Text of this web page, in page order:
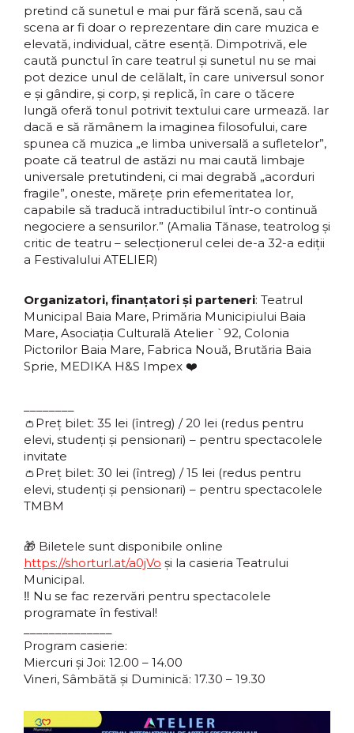
pretind că sunetul e mai pur fără scenă, sau că
scena ar fi doar o reprezentare din care muzica e
elevată, individual, către esență. Dimpotrivă, ele
caută punctul în care teatrul și sunetul nu se mai
pot dezice unul de celălalt, în care universul sonor
e și gândire, și corp, și replică, în care o tăcere
lungă oferă tonul potrivit textului care urmează. Iar
dacă e să rămânem la imaginea filosofului, care
spunea că muzica „e limba universală a sufletelor”,
poate că teatrul de astăzi nu mai caută limbaje
universale pretutindeni, ci mai degrabă „acorduri
fragile”, oneste, mărețe prin efemeritatea lor,
capabile să traducă intraductibilul într-o continuă
negociere a sensurilor.” (Amalia Tănase, teatrolog și
critic de teatru – selecționerul celei de-a 32-a ediții
a Festivalului ATELIER)
Organizatori, finanțatori și parteneri: Teatrul
Municipal Baia Mare, Primăria Municipiului Baia
Mare, Asociația Culturală Atelier `92, Colonia
Pictorilor Baia Mare, Fabrica Nouă, Brutăria Baia
Sprie, MEDIKA H&S Impex ❤️
👛Preț bilet: 35 lei (întreg) / 20 lei (redus pentru
elevi, studenți și pensionari) – pentru spectacolele
invitate
👛Preț bilet: 30 lei (întreg) / 15 lei (redus pentru
elevi, studenți și pensionari) – pentru spectacolele
TMBM
🎁 Biletele sunt disponibile online
https://shorturl.at/a0jVo și la casieria Teatrului
Municipal.
‼️ Nu se fac rezervări pentru spectacolele
programate în festival!
Program casierie:
Miercuri și Joi: 12.00 – 14.00
Vineri, Sâmbătă și Duminică: 17.30 – 19.30